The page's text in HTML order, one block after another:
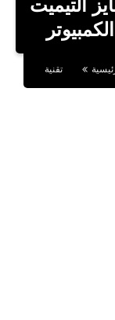
ألتيميت
تقنية